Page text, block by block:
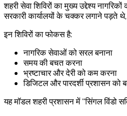
शहरी सेवा शिविरों का मुख्य उद्देश्य
सरकारी कार्यालयों के चक्कर लगाने पड़ते
इन शिविरों का फोकस है:
नागरिक सेवाओं को सरल बनाना
समय की बचत करना
भ्रष्टाचार और देरी को कम करना
डिजिटल और पारदर्शी प्रशासन को
यह मॉडल शहरी प्रशासन में “सिंगल विंडो